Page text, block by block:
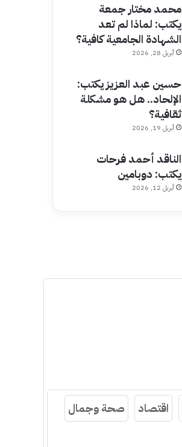
محمد مختار جمعة
يكتب: لماذا لم تعد
الشهادة الجامعية كافية؟
أبريل 28, 2026
حسين عبد العزيز يكتب:
الإلحاد.. هل هو مشكلة
ثقافية؟
أبريل 19, 2026
الناقد أحمد فرحات
يكتب: دوبامين
أبريل 12, 2026
اقتصاد
صحة وجمال